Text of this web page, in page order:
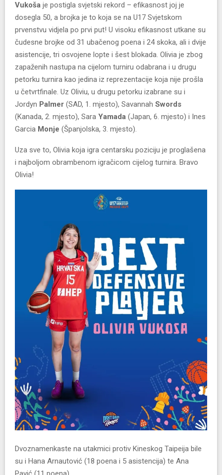
Vukoša je postigla svjetski rekord – efikasnost joj je
dosegla 50, a brojka je to koja se na U17 Svjetskom
prvenstvu vidjela po prvi put! U visoku efikasnost utkane su
čudesne brojke od 31 ubačenog poena i 24 skoka, ali i dvije
asistencije, tri osvojene lopte i šest blokada. Olivia je zbog
zapaženih nastupa na cijelom turniru odabrana i u drugu
petorku turnira kao jedina iz reprezentacije koja nije prošla
u četvrtfinale. Uz Oliviu, u drugu petorku izabrane su i
Jordyn Palmer (SAD, 1. mjesto), Savannah Swords
(Kanada, 2. mjesto), Sara Yamada (Japan, 6. mjesto) i Ines
Garcia Monje (Španjolska, 3. mjesto).
Uza sve to, Olivia koja igra centarsku poziciju je proglašena
i najboljom obrambenom igračicom cijelog turnira. Bravo
Olivia!
Dvoznamenkaste na utakmici protiv Kineskog Taipeija bile
su i Hana Arnautović (18 poena i 5 asistencija) te Ana